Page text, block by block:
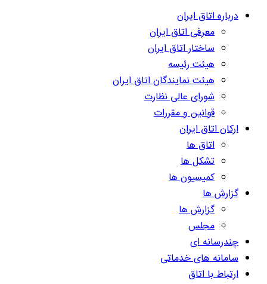
درباره اتاق ایران
معرفی اتاق ایران
ساختار اتاق ایران
هیئت رئیسه
هیئت نمایندگان اتاق ایران
شورای عالی نظارت
قوانین و مقررات
ارکان اتاق ایران
اتاق ها
تشکل ها
کمیسیون ها
گزارش ها
گزارش ها
مجلس
چندرسانه ای
سامانه های خدماتی
ارتباط با اتاق